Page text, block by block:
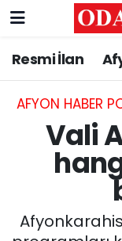
Resmi İlan
AFYON HABER
Vali
Resmi İlan
ASAYİŞ
SİYASET
Nöbetçi
Hava
Trafik
Süper Lig
Tüm